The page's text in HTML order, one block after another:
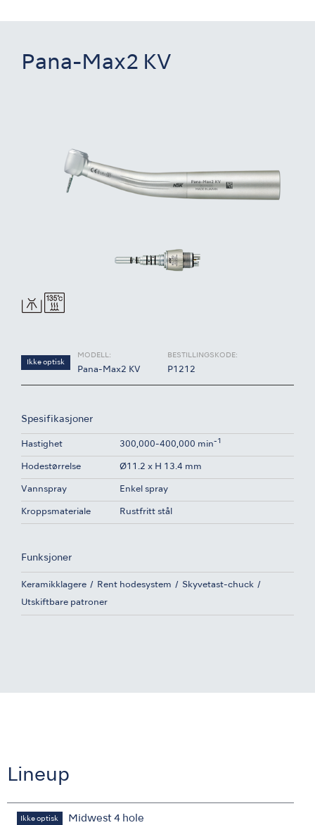
Pana-Max2 KV
Ikke optisk
MODELL:
Pana-Max2 KV
BESTILLINGSKODE:
P1212
Spesifikasjoner
Hastighet 300,000-400,000 min-1
Hodestørrelse Ø11.2 x H 13.4 mm
Vannspray Enkel spray
Kroppsmateriale Rustfritt stål
Funksjoner
Keramikklagere Rent hodesystem Skyvetast-chuck
Utskiftbare patroner
Lineup
Ikke optisk Midwest 4 hole